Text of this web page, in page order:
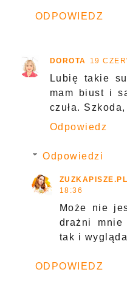
ODPOWIEDZ
DOROTA 19
Lubię takie
mam biust i
czuła.
Odpowiedz
Odpowiedzi
ZUZKAPISZE.PL
18:36
Może nie
drażni
tak i
ODPOWIEDZ